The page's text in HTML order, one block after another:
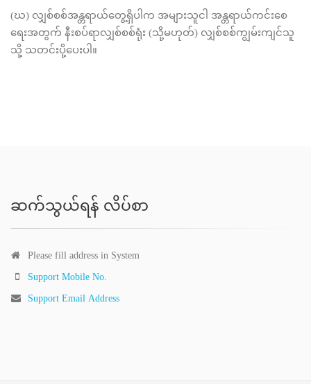
(ဃ) လျှစ်စစ်အန္တရာယ်တွေ့ရှိပါက အများသူငါ အန္တရာယ်ကင်းစေ
ရေးအတွက် နီးစပ်ရာလျှစ်စစ်ရုံး (သို့မဟုတ်) လျှစ်စစ်ကျွမ်းကျင်သူ
သို့ သတင်းပို့ပေးပါ။
ဆက်သွယ်ရန် လိပ်စာ
Please fill address in System
Support Mobile No.
Support Email Address